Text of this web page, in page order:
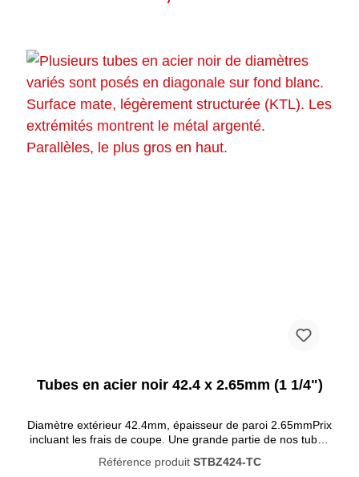
Tubes en acier noir 42.4 x 2.65mm (1 1/4")
Diamètre extérieur 42.4mm, épaisseur de paroi 2.65mmPrix
incluant les frais de coupe. Une grande partie de nos tubes
sont ennoblis par un procédé de revêtement KTL durable,
Référence produit STBZ424-TC